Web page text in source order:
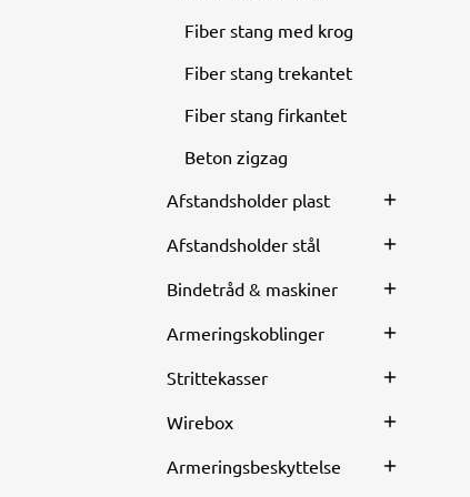
Fiber stang med krog
Fiber stang trekantet
Fiber stang firkantet
Beton zigzag
Afstandsholder plast
Afstandsholder stål
Bindetråd & maskiner
Armeringskoblinger
Strittekasser
Wirebox
Armeringsbeskyttelse